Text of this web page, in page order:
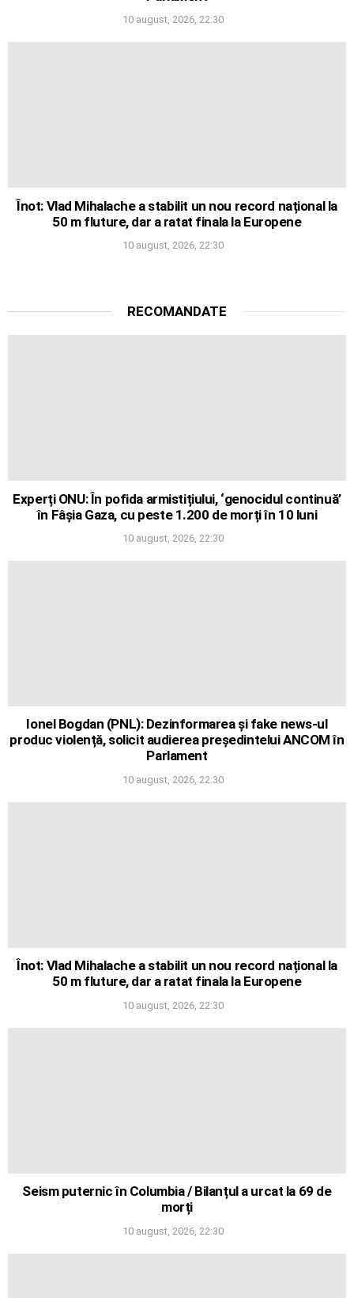
10 august, 2026, 22:30
Înot: Vlad Mihalache a stabilit un nou record național la
50 m fluture, dar a ratat finala la Europene
10 august, 2026, 22:30
RECOMANDATE
Experți ONU: În pofida armistițiului, ‘genocidul continuă’
în Fâșia Gaza, cu peste 1.200 de morți în 10 luni
10 august, 2026, 22:30
Ionel Bogdan (PNL): Dezinformarea și fake news-ul
produc violență, solicit audierea președintelui ANCOM în
Parlament
10 august, 2026, 22:30
Înot: Vlad Mihalache a stabilit un nou record național la
50 m fluture, dar a ratat finala la Europene
10 august, 2026, 22:30
Seism puternic în Columbia / Bilanțul a urcat la 69 de
morți
10 august, 2026, 22:30